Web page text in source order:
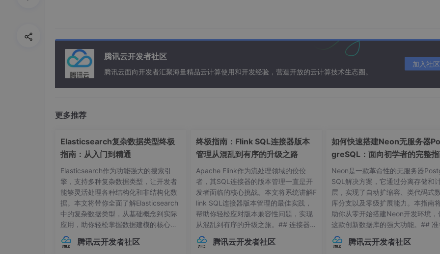
最近在捣鼓一个挺有意思的玩意儿——YIBABY-IOT物联网水泵平台。这货简直就是给传统水泵装上了智能大脑
别是用NB-IOT协议这点很实在，毕竟现在很多农用场景信号覆盖差，低功耗广域网的优势就出来了。
腾讯云开发者社区
腾讯云面向开发者汇聚海量精品云计算使用和开发经验，营造开放的云计算技术生态圈。
加入社区
更多推荐
Elasticsearch复杂数据类型终极
指南：从入门到精通
Elasticsearch作为功能强大的搜索引
擎，支持多种复杂数据类型，让开发者
能够灵活处理各种结构化和非结构化数
据。本文将带你全面了解Elasticsearch
中的复杂数据类型，从基础概念到实际
应用，助你轻松掌握数据建模的核心技
巧。## 内部对象：构建层级化数据结构
在Elasticsearch中，对象类型（Objec
腾讯云开发者社区
终极指南：Flink SQL连接器版本
管理从混乱到有序的升级之路
Apache Flink作为流处理领域的佼佼
者，其SQL连接器的版本管理一直是开
发者面临的核心挑战。本文将系统讲解F
link SQL连接器版本管理的最佳实践，
帮助你轻松应对版本兼容性问题，实现
从混乱到有序的升级之旅。## 连接器版
本管理的常见痛点 😫在Flink应用开发
中，连接器版本管理常常让开发者头疼
腾讯云开发者社区
如何快速搭建Neon无服务器
greSQL：面向初学者的完整
Neon是一款革命性的无服务器
SQL解决方案，它通过分离存储和
层，实现了自动扩缩容、类代码式
库分支以及零级扩展能力。本指南
助你从零开始搭建Neon开发环境，
这款创新数据库的强大功能。## 准
作：环境要求与依赖项在开始搭建
环境前，请确保你的系统满足以下
腾讯云开发者社区